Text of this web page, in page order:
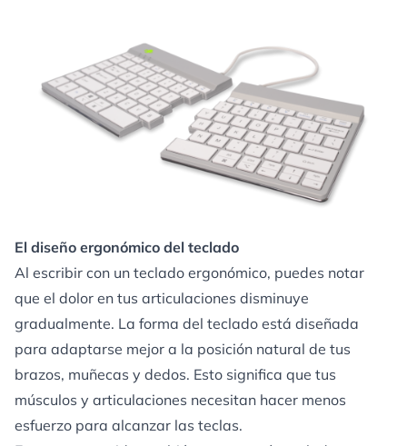
El diseño ergonómico del teclado
Al escribir con un teclado ergonómico, puedes notar
que el dolor en tus articulaciones disminuye
gradualmente. La forma del teclado está diseñada
para adaptarse mejor a la posición natural de tus
brazos, muñecas y dedos. Esto significa que tus
músculos y articulaciones necesitan hacer menos
esfuerzo para alcanzar las teclas.